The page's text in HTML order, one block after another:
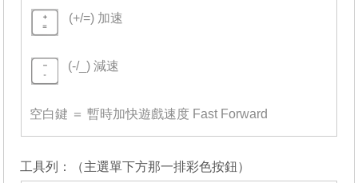
(+/=) 加速
(-/_) 減速
空白鍵 ＝ 暫時加快遊戲速度 Fast Forward
工具列：（主選單下方那一排彩色按鈕）